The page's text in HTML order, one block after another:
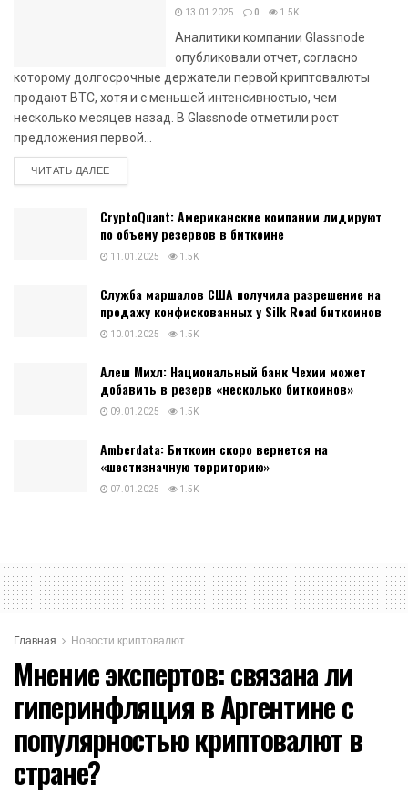
13.01.2025 0 1.5K
Аналитики компании Glassnode
опубликовали отчет, согласно
которому долгосрочные держатели первой криптовалюты
продают BTC, хотя и с меньшей интенсивностью, чем
несколько месяцев назад. В Glassnode отметили рост
предложения первой...
ЧИТАТЬ ДАЛЕЕDETAILS
CryptoQuant: Американские компании лидируют
по объему резервов в биткоине
11.01.2025 1.5K
Служба маршалов США получила разрешение на
продажу конфискованных у Silk Road биткоинов
10.01.2025 1.5K
Алеш Михл: Национальный банк Чехии может
добавить в резерв «несколько биткоинов»
09.01.2025 1.5K
Amberdata: Биткоин скоро вернется на
«шестизначную территорию»
07.01.2025 1.5K
Главная Новости криптовалют
Мнение экспертов: связана ли
гиперинфляция в Аргентине с
популярностью криптовалют в
стране?